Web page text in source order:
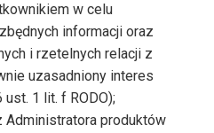
w celu
informacji oraz
i rzetelnych relacji z
uzasadniony interes
1 lit. f RODO);
Administratora produktów